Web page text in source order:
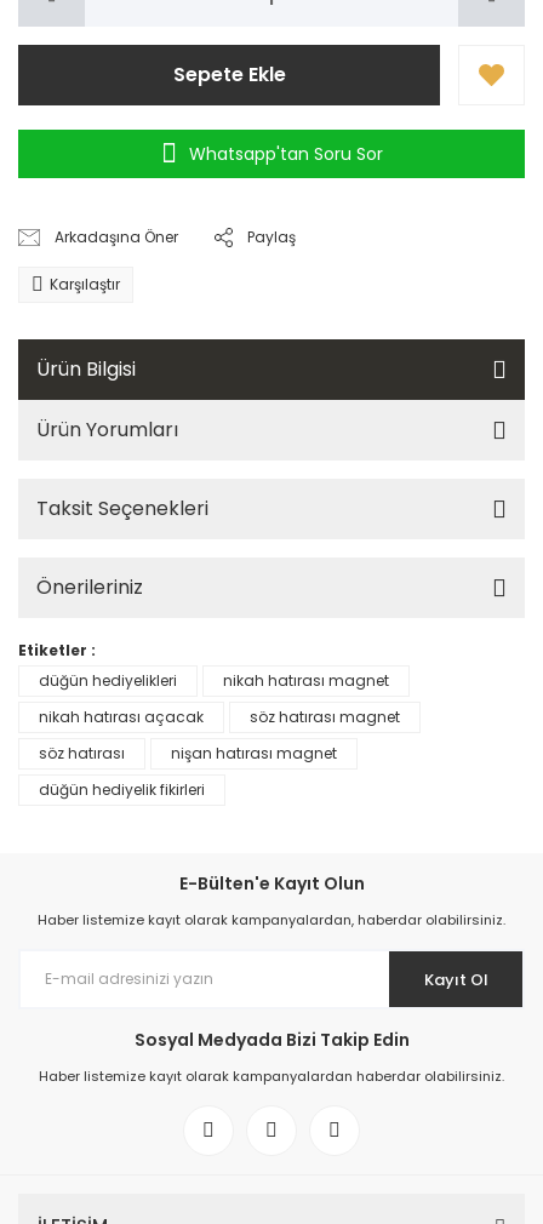
Sepete Ekle
Whatsapp'tan Soru Sor
Arkadaşına Öner Paylaş
Karşılaştır
Ürün Bilgisi
Ürün Yorumları
Taksit Seçenekleri
Önerileriniz
Etiketler :
düğün hediyelikleri
nikah hatırası magnet
nikah hatırası açacak
söz hatırası magnet
söz hatırası
nişan hatırası magnet
düğün hediyelik fikirleri
E-Bülten'e Kayıt Olun
Haber listemize kayıt olarak kampanyalardan, haberdar olabilirsiniz.
Kayıt Ol
Sosyal Medyada Bizi Takip Edin
Haber listemize kayıt olarak kampanyalardan haberdar olabilirsiniz.